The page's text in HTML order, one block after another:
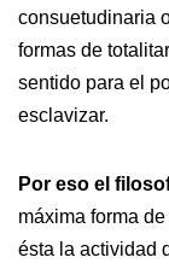
consuetudinaria
formas de
sentido para el
esclavizar.
Por eso el
máxima forma
ésta la actividad